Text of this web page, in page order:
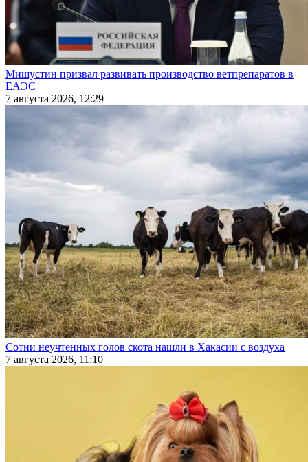
Мишустин призвал развивать производство ветпрепаратов в
ЕАЭС
7 августа 2026, 12:29
Сотни неучтенных голов скота нашли в Хакасии с воздуха
7 августа 2026, 11:10